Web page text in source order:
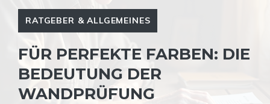
RATGEBER & ALLGEMEINES
FÜR PERFEKTE FARBEN: DIE
BEDEUTUNG DER
WANDPRÜFUNG